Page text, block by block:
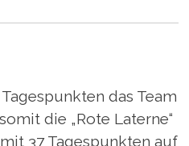
das Team
die „Rote Laterne“
37 Tagespunkten auf